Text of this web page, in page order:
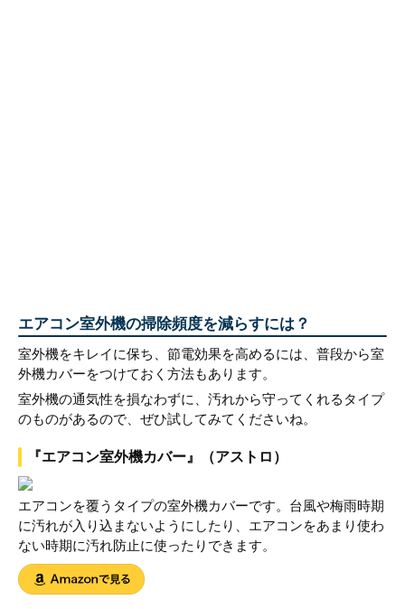
エアコン室外機の掃除頻度を減らすには？
室外機をキレイに保ち、節電効果を高めるには、普段から室
外機カバーをつけておく方法もあります。
室外機の通気性を損なわずに、汚れから守ってくれるタイプ
のものがあるので、ぜひ試してみてくださいね。
『エアコン室外機カバー』（アストロ）
エアコンを覆うタイプの室外機カバーです。台風や梅雨時期
に汚れが入り込まないようにしたり、エアコンをあまり使わ
ない時期に汚れ防止に使ったりできます。